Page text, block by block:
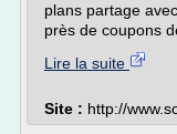
plans partage
près de coupons
Lire la suite
Site : http://